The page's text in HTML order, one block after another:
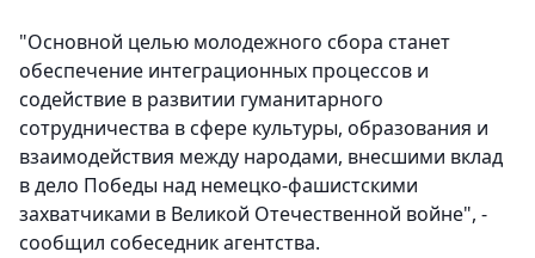
"Основной целью молодежного сбора станет
обеспечение интеграционных процессов и
содействие в развитии гуманитарного
сотрудничества в сфере культуры, образования и
взаимодействия между народами, внесшими вклад
в дело Победы над немецко-фашистскими
захватчиками в Великой Отечественной войне", -
сообщил собеседник агентства.